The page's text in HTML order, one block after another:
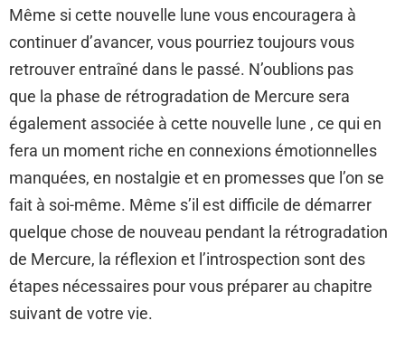
Même si cette nouvelle lune vous encouragera à
continuer d’avancer, vous pourriez toujours vous
retrouver entraîné dans le passé. N’oublions pas
que la phase de rétrogradation de Mercure sera
également associée à cette nouvelle lune , ce qui en
fera un moment riche en connexions émotionnelles
manquées, en nostalgie et en promesses que l’on se
fait à soi-même. Même s’il est difficile de démarrer
quelque chose de nouveau pendant la rétrogradation
de Mercure, la réflexion et l’introspection sont des
étapes nécessaires pour vous préparer au chapitre
suivant de votre vie.